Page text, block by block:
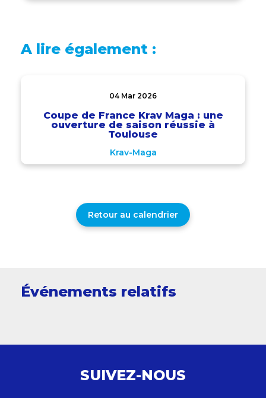
A lire également :
04 Mar 2026
Coupe de France Krav Maga : une
ouverture de saison réussie à
Toulouse
Krav-Maga
Retour au calendrier
Événements relatifs
SUIVEZ-NOUS